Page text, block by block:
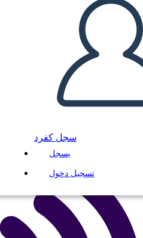
سجل كفرد
يسجل
تسجيل دخول
اقرأ لي